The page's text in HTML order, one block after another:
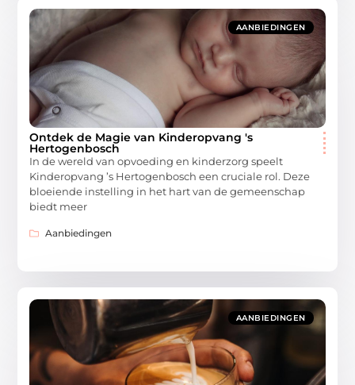
AANBIEDINGEN
Ontdek de Magie van Kinderopvang 's
Hertogenbosch
In de wereld van opvoeding en kinderzorg speelt
Kinderopvang ’s Hertogenbosch een cruciale rol. Deze
bloeiende instelling in het hart van de gemeenschap
biedt meer
Aanbiedingen
AANBIEDINGEN